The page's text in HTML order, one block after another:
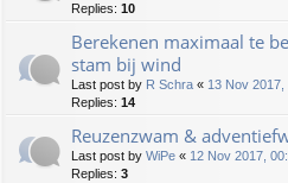
Replies: 10
Berekenen maximaal te
stam bij wind
Last post by R Schra « 13 Nov 2017,
Replies: 14
Reuzenzwam &
Last post by WiPe « 12 Nov 2017,
Replies: 3